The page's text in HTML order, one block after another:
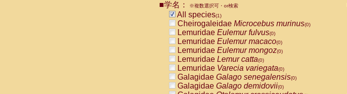
■学名： ※複数選択可・or検索
All species(1)
Cheirogaleidae Microcebus murinus(0)
Lemuridae Eulemur fulvus(0)
Lemuridae Eulemur macaco(0)
Lemuridae Eulemur mongoz(0)
Lemuridae Lemur catta(0)
Lemuridae Varecia variegata(0)
Galagidae Galago senegalensis(0)
Galagidae Galago demidovii(0)